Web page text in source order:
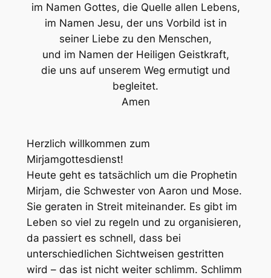
im Namen Gottes, die Quelle allen Lebens,
im Namen Jesu, der uns Vorbild ist in
seiner Liebe zu den Menschen,
und im Namen der Heiligen Geistkraft,
die uns auf unserem Weg ermutigt und
begleitet.
Amen
Herzlich willkommen zum
Mirjamgottesdienst!
Heute geht es tatsächlich um die Prophetin
Mirjam, die Schwester von Aaron und Mose.
Sie geraten in Streit miteinander. Es gibt im
Leben so viel zu regeln und zu organisieren,
da passiert es schnell, dass bei
unterschiedlichen Sichtweisen gestritten
wird – das ist nicht weiter schlimm. Schlimm